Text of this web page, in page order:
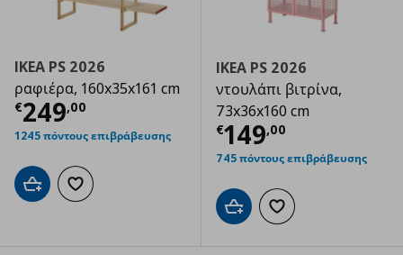
IKEA PS 2026
ραφιέρα, 160x35x161 cm
€249,00
Τρέχουσα τιμή € 249,00
1245 πόντους επιβράβευσης
Προσθήκη στο καλάθι
Προσθήκη στα αγαπημένα
IKEA PS 2026
ντουλάπι βιτρίνα,
73x36x160 cm
€149,00
Τρέχουσα
745 πόντους επιβράβευσης
Προσθήκη στο καλάθι
Προσθήκη στα